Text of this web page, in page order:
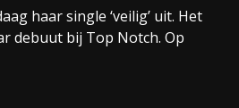
haar single ‘veilig’ uit. Het
debuut bij Top Notch. Op